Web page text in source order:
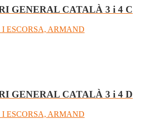
GENERAL CATALÀ 3 i 4 C
ESCORSA, ARMAND
GENERAL CATALÀ 3 i 4 D
ESCORSA, ARMAND